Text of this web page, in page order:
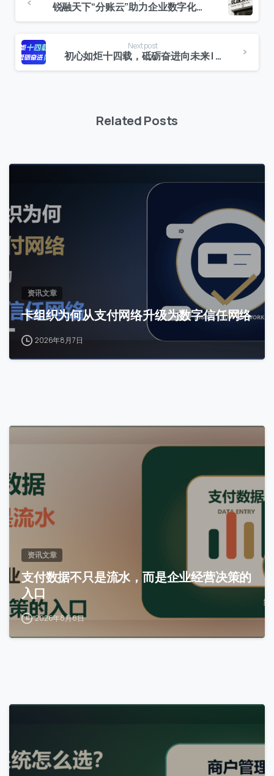
锐融天下“分账云”助力企业数字化转型，灵活部署满足多元需求
Next post
初心如炬十四载，砥砺奋进向未来 | 热烈祝贺锐融天下成立14周年！
Related Posts
0
资讯文章
卡组织为何从支付网络升级为数字信任网络
2026年8月7日
0
资讯文章
支付数据不只是流水，而是企业经营决策的
入口
2026年8月6日